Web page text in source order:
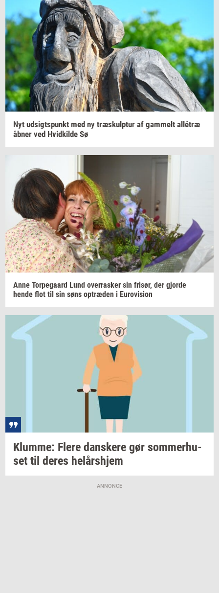
Nyt ud­sigts­punkt med ny træskul­p­tur af gam­melt allétræ
åbner ved Hvid­kil­de Sø
Anne Tor­pe­gaard Lund over­ra­sker sin fri­sør, der gjor­de
hende flot til sin søns op­træ­den i Eu­ro­vi­sion
Klum­me: Flere dan­ske­re gør som­mer­hu­
set til deres helårs­hjem
ANNONCE